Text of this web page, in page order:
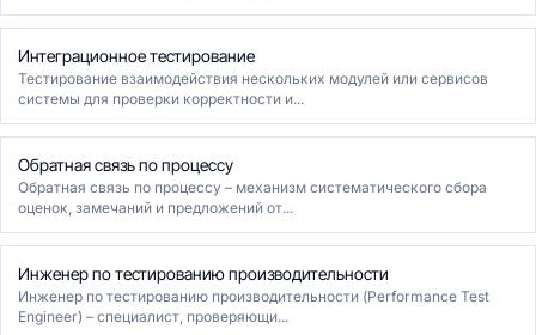
Интеграционное тестирование
Тестирование взаимодействия нескольких модулей или сервисов
системы для проверки корректности и...
Обратная связь по процессу
Обратная связь по процессу – механизм систематического сбора
оценок, замечаний и предложений от...
Инженер по тестированию производительности
Инженер по тестированию производительности (Performance Test
Engineer) – специалист, проверяющи...